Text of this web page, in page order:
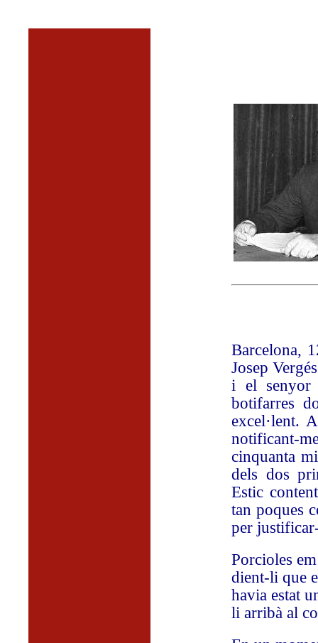
Barcelona,
Josep
i el senyor
botifarres
excel·lent.
notificant-
cinquanta
dels dos
Estic
tan poques
per
Porcioles
dient-li que
havia estat
li arribà al